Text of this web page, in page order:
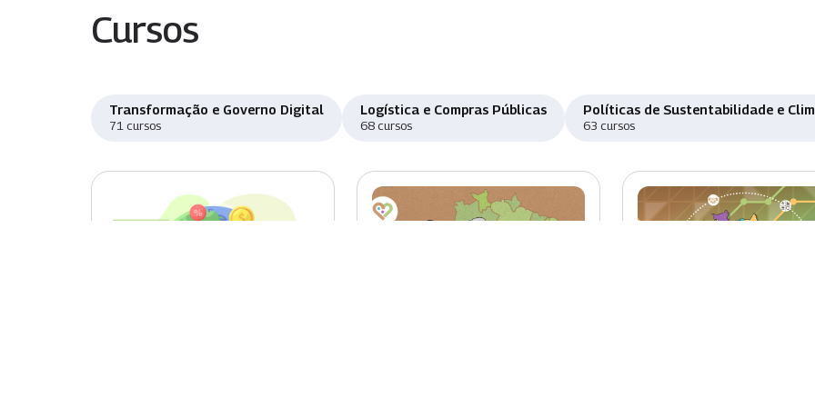
Cursos
Transformação e Governo Digital
71 cursos
Logística e Compras Públicas
68 cursos
Políticas de Sustentabilidade e
63 cursos